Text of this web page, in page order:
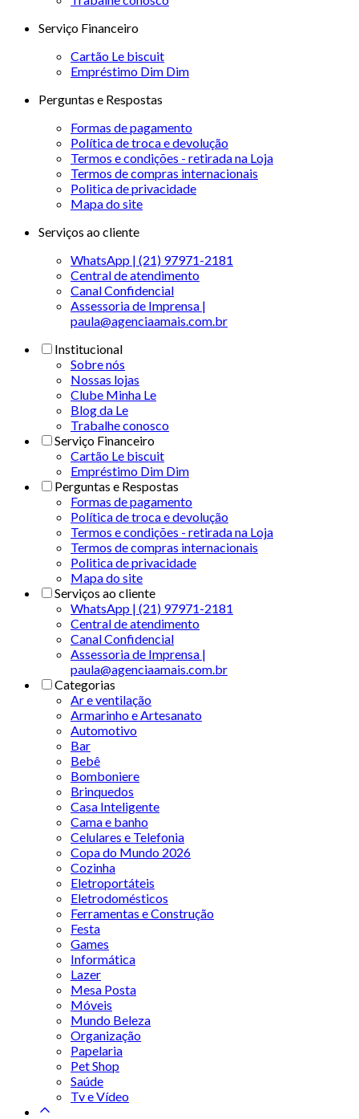
Serviço Financeiro
Cartão Le biscuit
Empréstimo Dim Dim
Perguntas e Respostas
Formas de pagamento
Política de troca e devolução
Termos e condições - retirada na Loja
Termos de compras internacionais
Politica de privacidade
Mapa do site
Serviços ao cliente
WhatsApp | (21) 97971-2181
Central de atendimento
Canal Confidencial
Assessoria de Imprensa |
paula@agenciaamais.com.br
Institucional
Sobre nós
Nossas lojas
Clube Minha Le
Blog da Le
Trabalhe conosco
Serviço Financeiro
Cartão Le biscuit
Empréstimo Dim Dim
Perguntas e Respostas
Formas de pagamento
Política de troca e devolução
Termos e condições - retirada na Loja
Termos de compras internacionais
Politica de privacidade
Mapa do site
Serviços ao cliente
WhatsApp | (21) 97971-2181
Central de atendimento
Canal Confidencial
Assessoria de Imprensa |
paula@agenciaamais.com.br
Categorias
Ar e ventilação
Armarinho e Artesanato
Automotivo
Bar
Bebê
Bomboniere
Brinquedos
Casa Inteligente
Cama e banho
Celulares e Telefonia
Copa do Mundo 2026
Cozinha
Eletroportáteis
Eletrodomésticos
Ferramentas e Construção
Festa
Games
Informática
Lazer
Mesa Posta
Móveis
Mundo Beleza
Organização
Papelaria
Pet Shop
Saúde
Tv e Vídeo